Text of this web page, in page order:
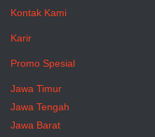
Kontak Kami
Karir
Promo Spesial
Jawa Timur
Jawa Tengah
Jawa Barat